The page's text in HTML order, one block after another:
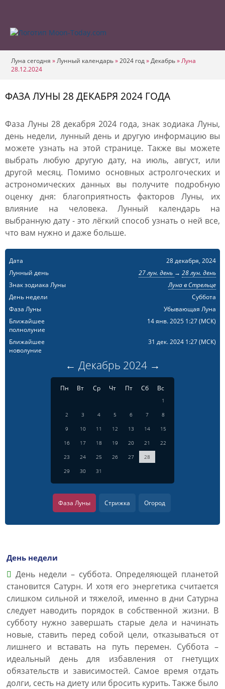
Луна сегодня »Лунный календарь»2024 год»Декабрь»Луна
28.12.2024
ФАЗА ЛУНЫ 28 ДЕКАБРЯ 2024 ГОДА
Фаза Луны 28 декабря 2024 года, знак зодиака Луны,
день недели, лунный день и другую информацию вы
можете узнать на этой странице. Также вы можете
выбрать любую другую дату, на июль, август, или
другой месяц. Помимо основных астролгоческих и
астрономических данных вы получите подробную
оценку дня: благоприятность факторов Луны, их
влияние на человека. Лунный календарь на
выбранную дату - это лёгкий способ узнать о ней все,
что вам нужно и даже больше.
Дата
28 декабря, 2024
Лунный день
27 лун. день → 28 лун. день
Знак зодиака Луны
Луна в Стрельце
День недели
Суббота
Фаза Луны
Убывающая Луна
Ближайшее
полнолуние
14 янв. 2025 1:27(МСК)
Ближайшее
новолуние
31 дек. 2024 1:27(МСК)
← Декабрь 2024 →
Пн Вт Ср Чт Пт Сб Вс
1
2
3 4 5 6 7
8
9
10 11 12 13 14
15
16
17 18 19 20 21
22
23
24 25 26 27
28
29
30 31
Фаза Луны Стрижка Огород
День недели
День недели – суббота. Определяющей планетой
становится Сатурн. И хотя его энергетика считается
слишком сильной и тяжелой, именно в дни Сатурна
следует наводить порядок в собственной жизни. В
субботу нужно завершать старые дела и начинать
новые, ставить перед собой цели, отказываться от
лишнего и вставать на путь перемен. Суббота –
идеальный день для избавления от гнетущих
обязательств и зависимостей. Самое время отдать
долги, сесть на диету или бросить курить. Также было